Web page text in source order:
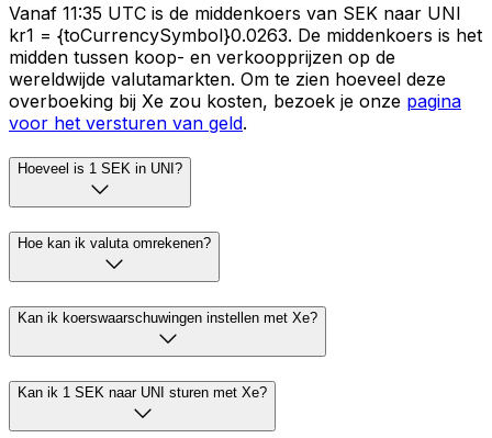
Vanaf 11:35 UTC is de middenkoers van SEK naar UNI
kr1 = {toCurrencySymbol}0.0263. De middenkoers is het
midden tussen koop- en verkoopprijzen op de
wereldwijde valutamarkten. Om te zien hoeveel deze
overboeking bij Xe zou kosten, bezoek je onze pagina
voor het versturen van geld.
Hoeveel is 1 SEK in UNI?
Hoe kan ik valuta omrekenen?
Kan ik koerswaarschuwingen instellen met Xe?
Kan ik 1 SEK naar UNI sturen met Xe?